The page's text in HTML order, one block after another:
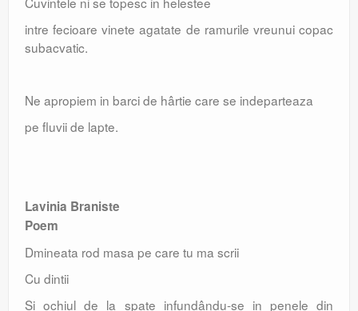
intre fecioare vinete agatate de ramurile vreunui copac
subacvatic.
Ne apropiem in barci de hârtie care se indeparteaza
pe fluvii de lapte.
Lavinia Braniste
Poem
Dmineata rod masa pe care tu ma scrii
Cu dintii
Si ochiul de la spate infundându-se in penele din